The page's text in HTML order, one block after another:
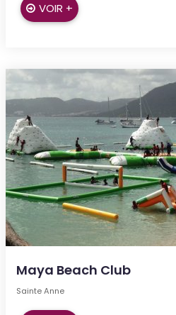
VOIR +
Maya Beach Club
Sainte Anne